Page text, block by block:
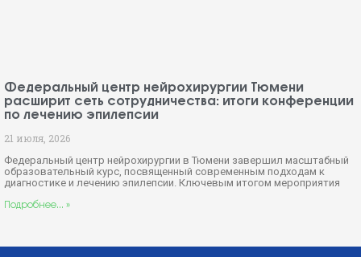
Федеральный центр нейрохирургии Тюмени
расширит сеть сотрудничества: итоги конференции
по лечению эпилепсии
21 июля, 2026
Федеральный центр нейрохирургии в Тюмени завершил масштабный
образовательный курс, посвященный современным подходам к
диагностике и лечению эпилепсии. Ключевым итогом мероприятия
Подробнее... »